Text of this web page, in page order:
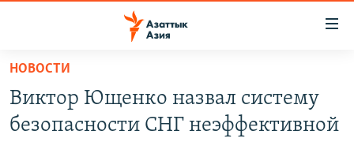
Вернуться
основному
содержанию
КАЗАХСТАН
НОВОСТИ
НОВОСТИ
Виктор Ющенко назвал систему
безопасности СНГ неэффективной